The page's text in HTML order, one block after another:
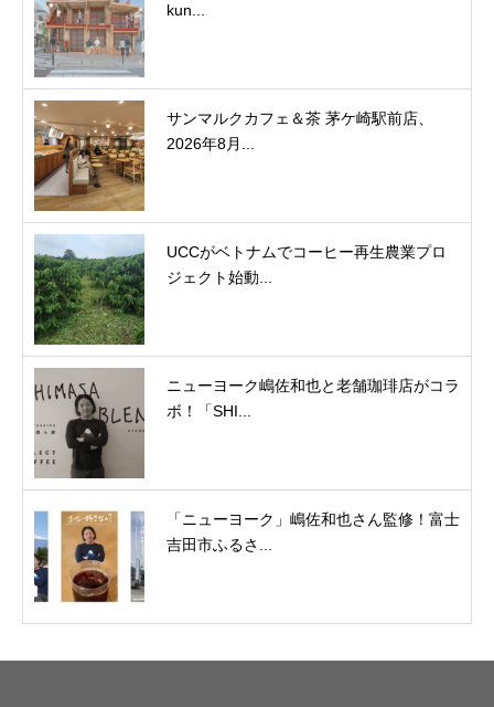
kun...
サンマルクカフェ＆茶 茅ケ崎駅前店、
2026年8月...
UCCがベトナムでコーヒー再生農業プロ
ジェクト始動...
ニューヨーク嶋佐和也と老舗珈琲店がコラ
ボ！「SHI...
「ニューヨーク」嶋佐和也さん監修！富士
吉田市ふるさ...